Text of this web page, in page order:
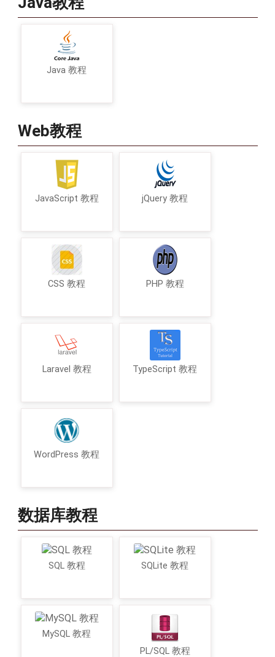
Java 教程
Web教程
JavaScript 教程 jQuery 教程
CSS 教程 PHP 教程
Laravel 教程 TypeScript 教程
WordPress 教程
数据库教程
SQL 教程 SQLite 教程
MySQL 教程
PL/SQL 教程